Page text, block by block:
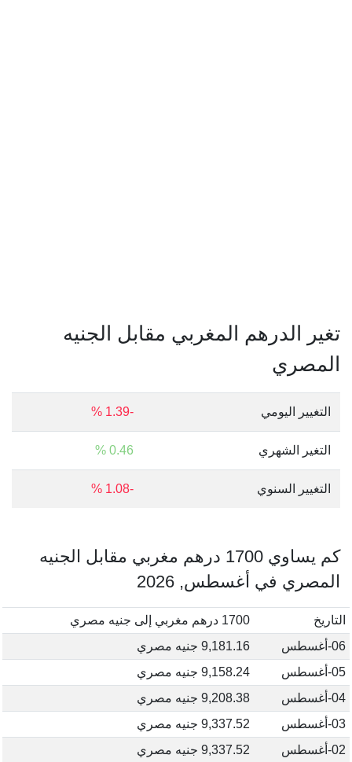
تغير الدرهم المغربي مقابل الجنيه
المصري
التغيير اليومي -1.39 %
التغير الشهري 0.46 %
التغيير السنوي -1.08 %
كم يساوي 1700 درهم مغربي مقابل الجنيه
المصري في أغسطس, 2026
التاريخ
1700 درهم مغربي إلى جنيه مصري
06-أغسطس
9,181.16 جنيه مصري
05-أغسطس
9,158.24 جنيه مصري
04-أغسطس
9,208.38 جنيه مصري
03-أغسطس
9,337.52 جنيه مصري
02-أغسطس
9,337.52 جنيه مصري